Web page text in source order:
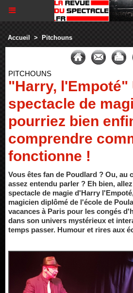
Accueil > Pitchouns
PITCHOUNS
"Harry, l'Empoté"
spectacle de
pourriez bien
comprendre
fonctionne !
Vous êtes fan de Poudlard ? Ou, au
assez entendu parler ? Eh bien,
spectacle de magie d'Harry
magicien diplômé de l'école de
vacances à Paris pour les congés
dans son univers mystérieux et
temps passer. Humour et rires aux